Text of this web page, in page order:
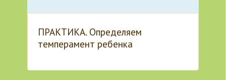
ПРАКТИКА. Определяем
темперамент ребенка